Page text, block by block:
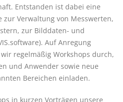
Entstanden ist dabei eine
Verwaltung von Messwerten,
zur Bilddaten- und
). Auf Anregung
regelmäßig Workshops durch,
und Anwender sowie neue
Bereichen einladen.
in kurzen Vorträgen unsere